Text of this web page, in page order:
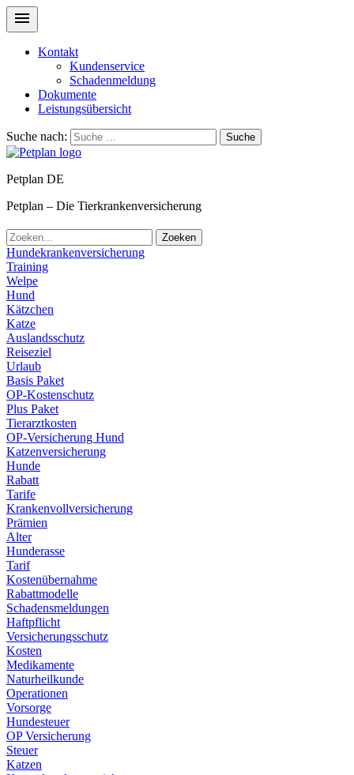
Kontakt
Kundenservice
Schadenmeldung
Dokumente
Leistungsübersicht
Suche nach: Suche
Petplan DE
Petplan – Die Tierkrankenversicherung
Zoeken
Hundekrankenversicherung
Training
Welpe
Hund
Kätzchen
Katze
Auslandsschutz
Reiseziel
Urlaub
Basis Paket
OP-Kostenschutz
Plus Paket
Tierarztkosten
OP-Versicherung Hund
Katzenversicherung
Hunde
Rabatt
Tarife
Krankenvollversicherung
Prämien
Alter
Hunderasse
Tarif
Kostenübernahme
Rabattmodelle
Schadensmeldungen
Haftpflicht
Versicherungsschutz
Kosten
Medikamente
Naturheilkunde
Operationen
Vorsorge
Hundesteuer
OP Versicherung
Steuer
Katzen